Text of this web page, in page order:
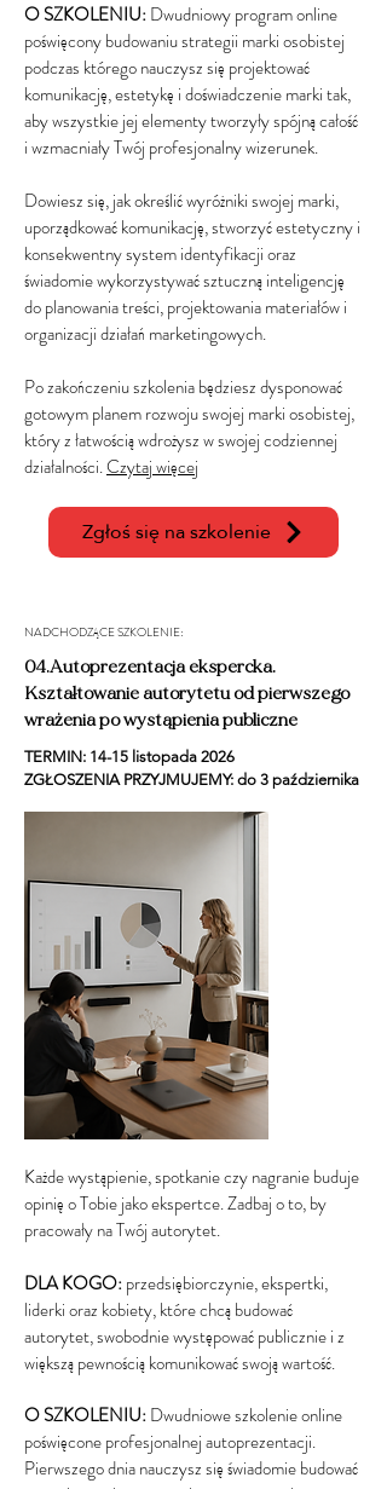
O SZKOLENIU:Dwudniowy program online
poświęcony budowaniu strategii marki osobistej
podczas którego nauczysz się projektować
komunikację, estetykę i doświadczenie marki tak,
aby wszystkie jej elementy tworzyły spójną całość
i wzmacniały Twój profesjonalny wizerunek.
Dowiesz się, jak określić wyróżniki swojej marki,
uporządkować komunikację, stworzyć estetyczny i
konsekwentny system identyfikacji oraz
świadomie wykorzystywać sztuczną inteligencję
do planowania treści, projektowania materiałów i
organizacji działań marketingowych.
Po zakończeniu szkolenia będziesz dysponować
gotowym planem rozwoju swojej marki osobistej,
który z łatwością wdrożysz w swojej codziennej
działalności.Czytaj więcej
Zgłoś się na szkolenie
NADCHODZĄCE SZKOLENIE:
04.Autoprezentacja ekspercka.
Kształtowanie autorytetu od pierwszego
wrażenia po wystąpienia publiczne
TERMIN: 14-15 listopada 2026
ZGŁOSZENIA PRZYJMUJEMY: do 3 października
Każde wystąpienie, spotkanie czy nagranie buduje
opinię o Tobie jako ekspertce. Zadbaj o to, by
pracowały na Twój autorytet.
DLA KOGO:przedsiębiorczynie, ekspertki,
liderki oraz kobiety, które chcą budować
autorytet, swobodnie występować publicznie i z
większą pewnością komunikować swoją wartość.
O SZKOLENIU:Dwudniowe szkolenie online
poświęcone profesjonalnej autoprezentacji.
Pierwszego dnia nauczysz się świadomie budować